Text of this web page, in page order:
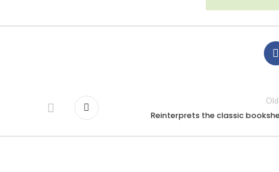
Reinterprets the classic